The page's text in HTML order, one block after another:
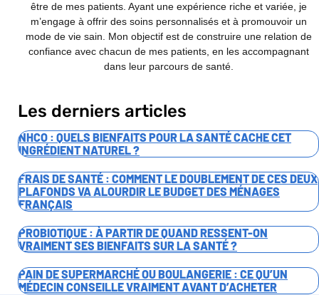
être de mes patients. Ayant une expérience riche et variée, je
m’engage à offrir des soins personnalisés et à promouvoir un
mode de vie sain. Mon objectif est de construire une relation de
confiance avec chacun de mes patients, en les accompagnant
dans leur parcours de santé.
Les derniers articles
NHCO : QUELS BIENFAITS POUR LA SANTÉ CACHE CET
INGRÉDIENT NATUREL ?
FRAIS DE SANTÉ : COMMENT LE DOUBLEMENT DE CES DEUX
PLAFONDS VA ALOURDIR LE BUDGET DES MÉNAGES
FRANÇAIS
PROBIOTIQUE : À PARTIR DE QUAND RESSENT-ON
VRAIMENT SES BIENFAITS SUR LA SANTÉ ?
PAIN DE SUPERMARCHÉ OU BOULANGERIE : CE QU’UN
MÉDECIN CONSEILLE VRAIMENT AVANT D’ACHETER